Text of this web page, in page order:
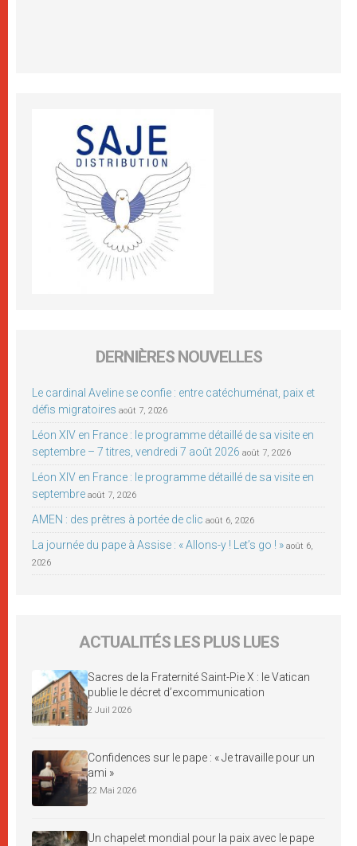
DERNIÈRES NOUVELLES
Le cardinal Aveline se confie : entre catéchuménat, paix et
défis migratoires août 7, 2026
Léon XIV en France : le programme détaillé de sa visite en
septembre – 7 titres, vendredi 7 août 2026 août 7, 2026
Léon XIV en France : le programme détaillé de sa visite en
septembre août 7, 2026
AMEN : des prêtres à portée de clic août 6, 2026
La journée du pape à Assise : « Allons-y ! Let’s go ! » août 6,
2026
ACTUALITÉS LES PLUS LUES
Sacres de la Fraternité Saint-Pie X : le Vatican
publie le décret d’excommunication
2 Juil 2026
Confidences sur le pape : « Je travaille pour un
ami »
22 Mai 2026
Un chapelet mondial pour la paix avec le pape